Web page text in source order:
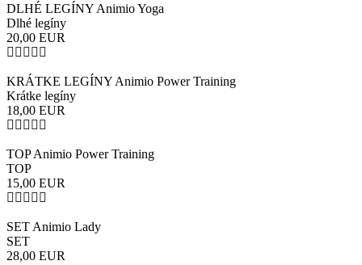
DLHÉ LEGÍNY Animio Yoga
Dlhé legíny
20,00 EUR
KRÁTKE LEGÍNY Animio Power Training
Krátke legíny
18,00 EUR
TOP Animio Power Training
TOP
15,00 EUR
SET Animio Lady
SET
28,00 EUR